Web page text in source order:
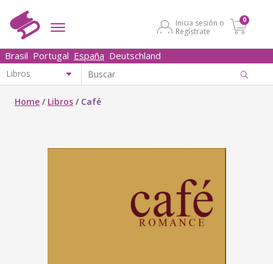
Inicia sesión o
Regístrate
0
Brasil Portugal España Deutschland
Home / Libros / Café